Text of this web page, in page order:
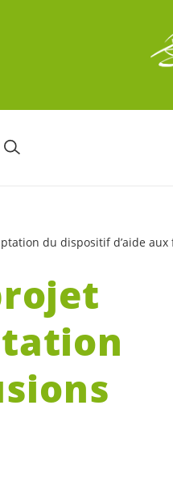
du dispositif d’aide